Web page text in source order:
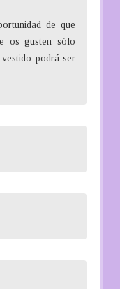
de que
os gusten sólo
podrá ser